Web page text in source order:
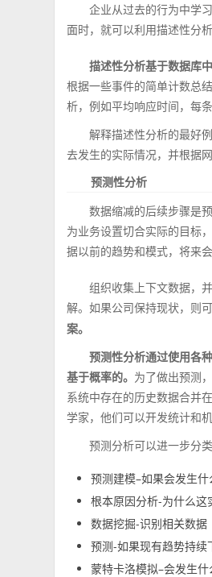
企业从过去的行为中学
面时，就可以利用描述性分析
描述性分析基于数据库
根据一些事件的简单计数总
析，例如平均响应时间，每
解释描述性分析的最好
去发生的实际情况，并根据
预测性分析
数据缩减的后续步骤是
为业务设置切合实际的目标
据以前的趋势和模式，将来
组织收集上下文数据，
解。如果公司保持现状，则
案。
预测性分析通过使用各
基于概率的。 为了做出预测
系统中存在的历史数据合并
学家，他们可以开发统计和
预测分析可以进一步分类
预测建模–如果会发生什
根本原因分析-为什么这
数据挖掘-识别相关数据
预测-如果现有趋势持续
蒙特卡洛模拟–会发生什